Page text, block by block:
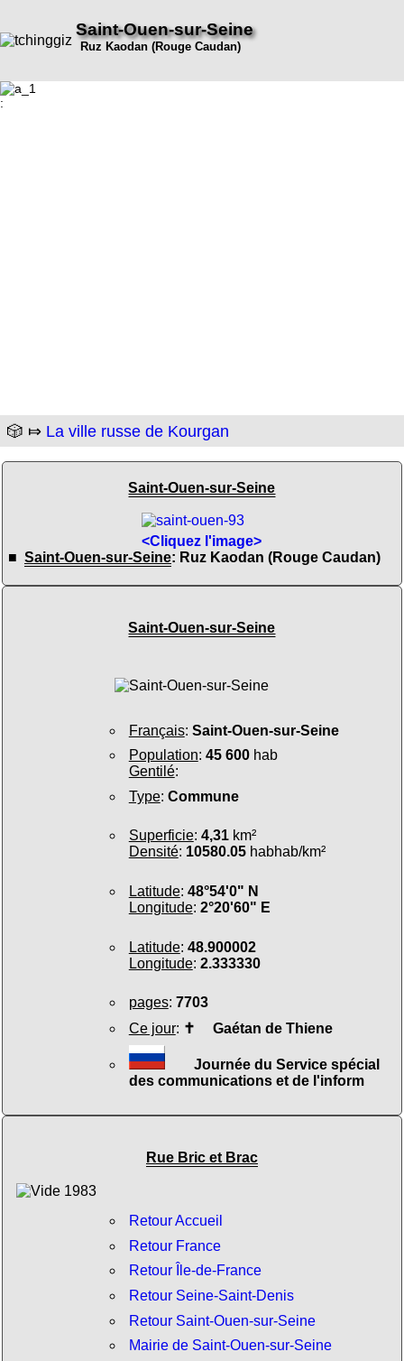
Saint-Ouen-sur-Seine
Ruz Kaodan (Rouge Caudan)
:
🎲 ⤇ La ville russe de Kourgan
Saint-Ouen-sur-Seine
<Cliquez l'image>
■ Saint-Ouen-sur-Seine: Ruz Kaodan (Rouge Caudan)
Saint-Ouen-sur-Seine
Français: Saint-Ouen-sur-Seine
Population: 45 600hab
Gentilé:
Type: Commune
Superficie: 4,31km²
Densité: 10580.05habhab/km²
Latitude: 48°54'0" N
Longitude: 2°20'60" E
Latitude: 48.900002
Longitude: 2.333330
pages: 7703
Ce jour: ✝ Gaétan de Thiene
Journée du Service spécial
des communications et de l'inform
Rue Bric et Brac
Retour Accueil
Retour France
Retour Île-de-France
Retour Seine-Saint-Denis
Retour Saint-Ouen-sur-Seine
Mairie de Saint-Ouen-sur-Seine